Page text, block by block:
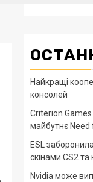
Найкращі
консолей
Criterion
майбутнє Need
ESL
скінами CS2 та
Nvidia може